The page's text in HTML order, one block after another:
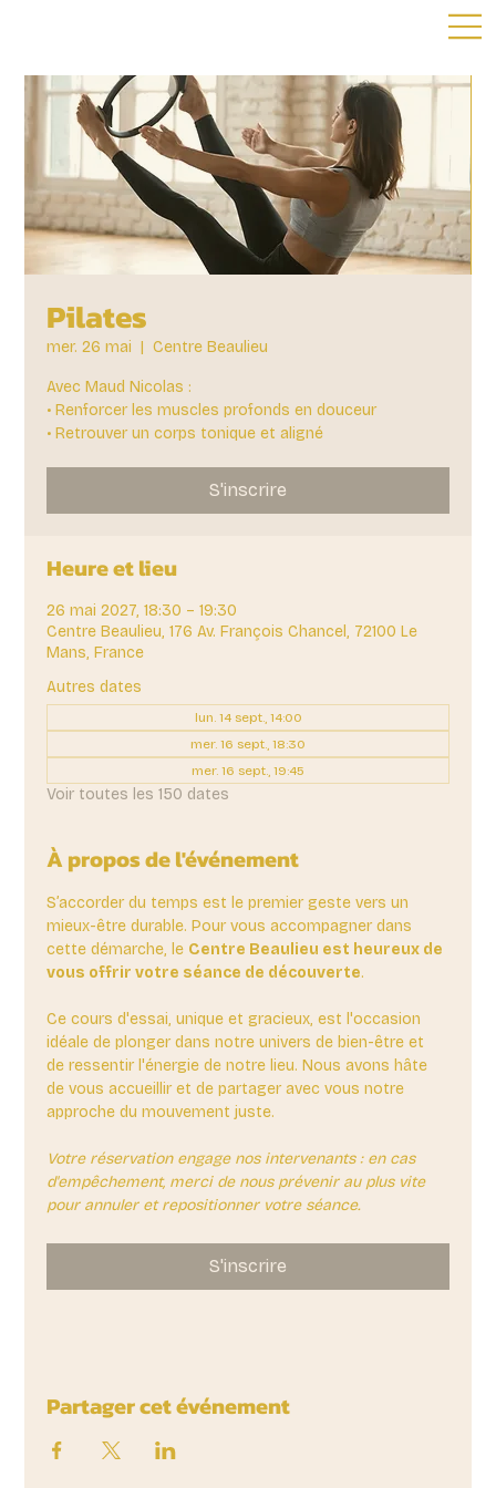
Pilates
mer. 26 mai
  |
Centre Beaulieu
Avec Maud Nicolas :
• Renforcer les muscles profonds en douceur
• Retrouver un corps tonique et aligné
S'inscrire
Heure et lieu
26 mai 2027, 18:30 – 19:30
Centre Beaulieu, 176 Av. François Chancel, 72100 Le
Mans, France
Autres dates
lun. 14 sept., 14:00
mer. 16 sept., 18:30
mer. 16 sept., 19:45
Voir toutes les 150 dates
À propos de l'événement
S’accorder du temps est le premier geste vers un
mieux-être durable. Pour vous accompagner dans
cette démarche, le Centre Beaulieu est heureux de
vous offrir votre séance de découverte.
Ce cours d'essai, unique et gracieux, est l'occasion
idéale de plonger dans notre univers de bien-être et
de ressentir l'énergie de notre lieu. Nous avons hâte
de vous accueillir et de partager avec vous notre
approche du mouvement juste.
Votre réservation engage nos intervenants : en cas
d'empêchement, merci de nous prévenir au plus vite
pour annuler et repositionner votre séance.
S'inscrire
Partager cet événement